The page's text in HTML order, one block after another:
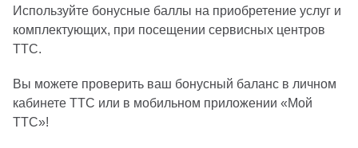
Используйте бонусные баллы на приобретение услуг и
комплектующих, при посещении сервисных центров
ТТС.
Вы можете проверить ваш бонусный баланс в личном
кабинете ТТС или в мобильном приложении «Мой
ТТС»!